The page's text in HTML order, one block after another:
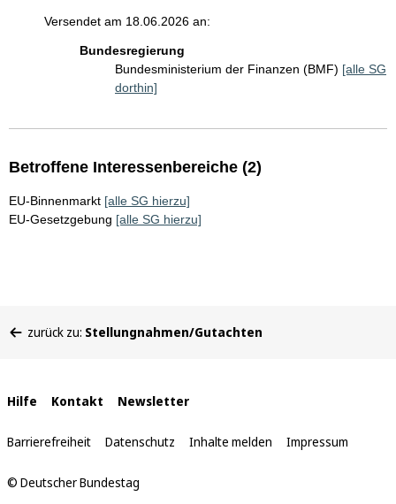
Versendet am 18.06.2026 an:
Bundesregierung
Bundesministerium der Finanzen (BMF) [alle SG
dorthin]
Betroffene Interessenbereiche (2)
EU-Binnenmarkt [alle SG hierzu]
EU-Gesetzgebung [alle SG hierzu]
befinden
zurück zu: Stellungnahmen/Gutachten
Interne
Links
Hilfe Kontakt Newsletter
Barrierefreiheit Datenschutz Inhalte melden Impressum
© Deutscher Bundestag